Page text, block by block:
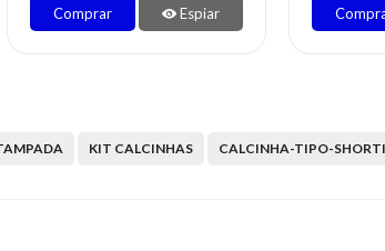
Comprar Espiar
KIT CALCINHAS CALCINHA-TIPO-